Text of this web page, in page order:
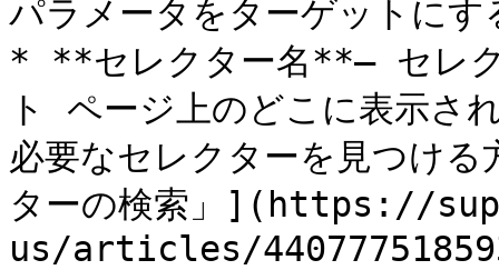
パラメータをターゲットに
* **セレクター名**– セレク
ト ページ上のどこに表示さ
必要なセレクターを見つけ
ターの検索」](https://
us/articles/